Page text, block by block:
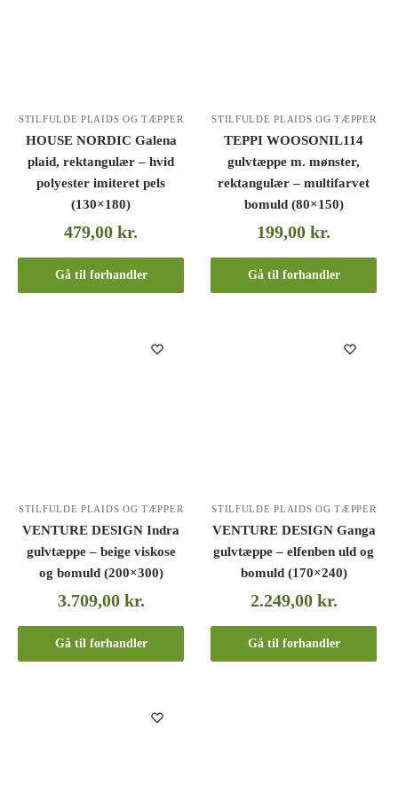
STILFULDE PLAIDS OG TÆPPER
HOUSE NORDIC Galena
plaid, rektangulær – hvid
polyester imiteret pels
(130×180)
479,00kr.
Gå til forhandler
STILFULDE PLAIDS OG TÆPPER
TEPPI WOOSONIL114
gulvtæppe m. mønster,
rektangulær – multifarvet
bomuld (80×150)
199,00kr.
Gå til forhandler
STILFULDE PLAIDS OG TÆPPER
VENTURE DESIGN Indra
gulvtæppe – beige viskose
og bomuld (200×300)
3.709,00 kr.
Gå til forhandler
STILFULDE PLAIDS OG TÆPPER
VENTURE DESIGN Ganga
gulvtæppe – elfenben uld og
bomuld (170×240)
2.249,00 kr.
Gå til forhandler